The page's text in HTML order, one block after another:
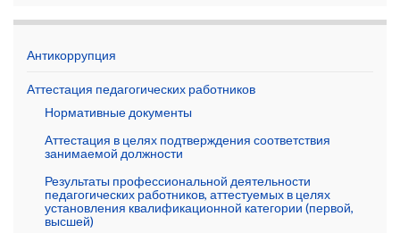
Антикоррупция
Аттестация педагогических работников
Нормативные документы
Аттестация в целях подтверждения соответствия
занимаемой должности
Результаты профессиональной деятельности
педагогических работников, аттестуемых в целях
установления квалификационной категории (первой,
высшей)